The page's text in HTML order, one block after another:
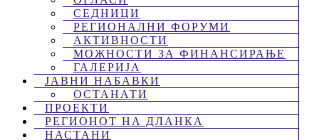
СЕДНИЦИ
РЕГИОНАЛНИ ФОРУМИ
АКТИВНОСТИ
МОЖНОСТИ ЗА ФИНАНСИРАЊЕ
ГАЛЕРИЈА
ЈАВНИ НАБАВКИ
ОСТАНАТИ
ПРОЕКТИ
РЕГИОНОТ НА ДЛАНКА
НАСТАНИ